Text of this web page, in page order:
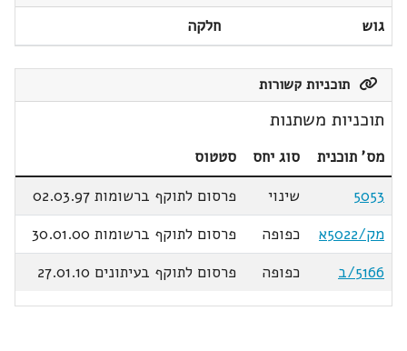
גוש חלקה
תוכניות קשורות
תוכניות משתנות
מס' תוכנית סוג יחס
סטטוס
5053
שינוי
פרסום לתוקף ברשומות 02.03.97
מק/5022א
כפופה
פרסום לתוקף ברשומות 30.01.00
5166/ב
כפופה פרסום לתוקף בעיתונים 27.01.10